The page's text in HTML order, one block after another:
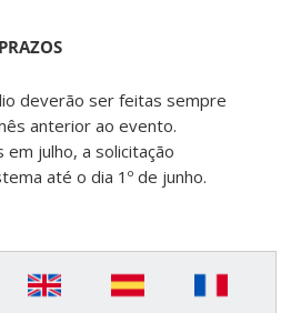
PRAZOS
deverão ser feitas sempre
anterior ao evento.
julho, a solicitação
até o dia 1º de junho.